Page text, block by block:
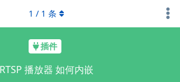
插件
RTSP 播放器 如何内嵌
1 / 1 条